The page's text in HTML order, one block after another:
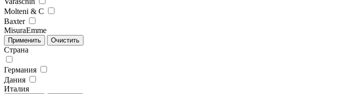
Molteni & C
Baxter
MisuraEmme
Страна
Германия
Дания
Италия